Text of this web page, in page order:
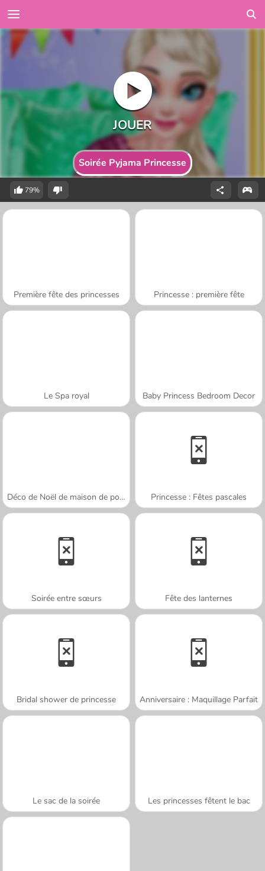
Soirée Pyjama Princesse
79%
Première fête des princesses Princesse : première fête
Le Spa royal Baby Princess Bedroom Decor
Déco de Noël de maison de poupées Princesse : Fêtes pascales
Soirée entre sœurs Fête des lanternes
Bridal shower de princesse Anniversaire : Maquillage Parfait
Le sac de la soirée Les princesses fêtent le bac